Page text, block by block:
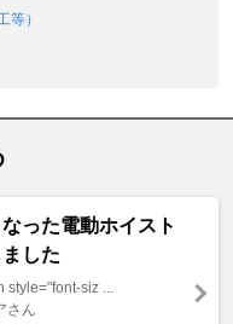
等）
った電動ホイスト
した
style="font-siz ...
さん